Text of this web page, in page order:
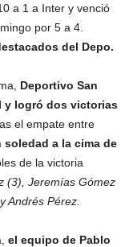
a 1 a Inter y venció
por 5 a 4.
del Depo.
Deportivo San
y logró dos victorias
el empate entre
a la cima de
de la victoria
(3), Jeremías Gómez
Andrés Pérez.
el equipo de Pablo